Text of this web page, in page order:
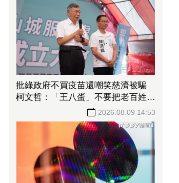
批綠政府不買疫苗還嘲笑慈濟被騙
柯文哲：「王八蛋」不要把老百姓當
2026.08.09 14:53